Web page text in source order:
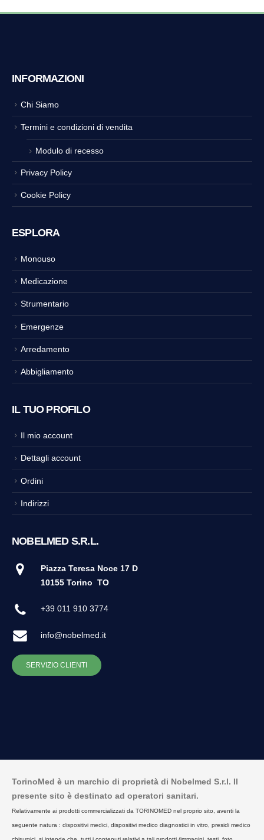
INFORMAZIONI
Chi Siamo
Termini e condizioni di vendita
Modulo di recesso
Privacy Policy
Cookie Policy
ESPLORA
Monouso
Medicazione
Strumentario
Emergenze
Arredamento
Abbigliamento
IL TUO PROFILO
Il mio account
Dettagli account
Ordini
Indirizzi
NOBELMED S.R.L.
Piazza Teresa Noce 17 D
10155 Torino TO
+39 011 910 3774
info@nobelmed.it
SERVIZIO CLIENTI
TorinoMed è un marchio di proprietà di Nobelmed S.r.l. Il
presente sito è destinato ad operatori sanitari.
Relativamente ai prodotti commercializzati da TORINOMED nel proprio sito, aventi la
seguente natura : dispositivi medici, dispositivi medico diagnostici in vitro, presidi medico